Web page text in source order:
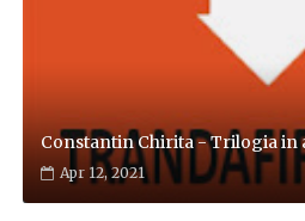
Constantin Chirita - Trilogia in
Apr 12, 2021